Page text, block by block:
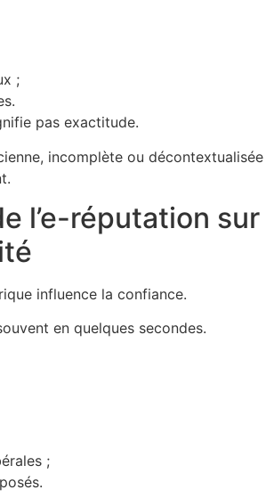
;
pas exactitude.
incomplète ou décontextualisée
l’e-réputation sur
influence la confiance.
en quelques secondes.
;